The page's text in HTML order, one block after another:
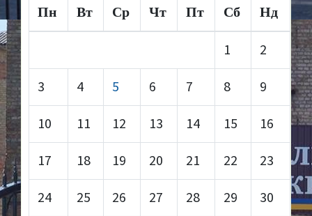
Пн Вт Ср Чт Пт Сб Нд
1 2
3 4 5 6 7 8 9
10 11 12 13 14 15 16
17 18 19 20 21 22 23
24 25 26 27 28 29 30